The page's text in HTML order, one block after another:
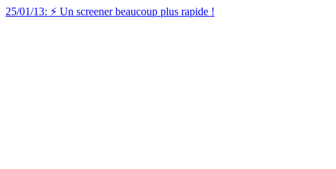
25/01/13: ⚡️ Un screener beaucoup plus rapide !